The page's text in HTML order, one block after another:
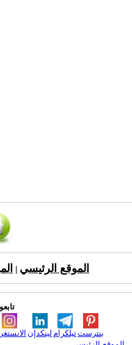
الموقع الرئيسي
لينكدإن تيلكرامبنترست